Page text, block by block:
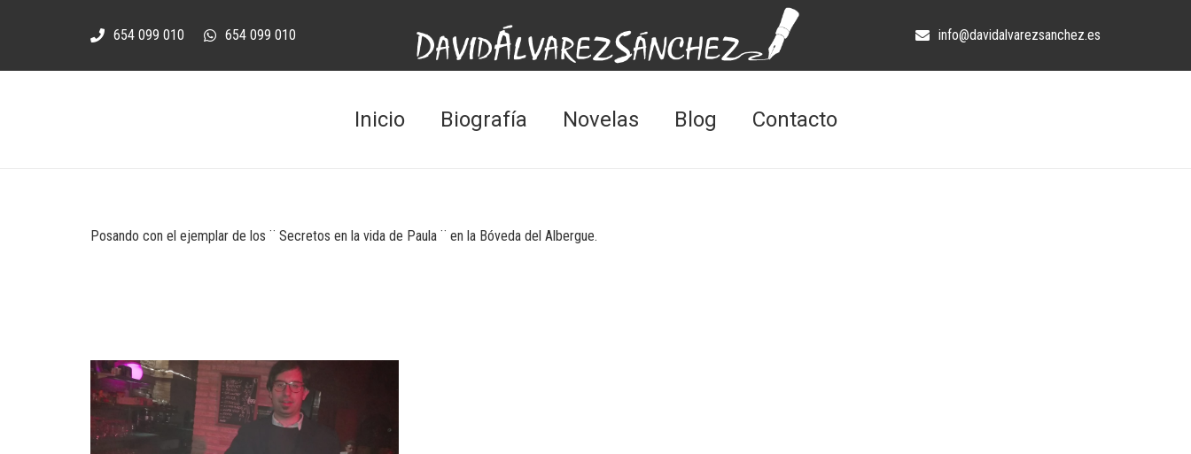
654 099 010 654 099 010 info@davidalvarezsanchez.es
Inicio Biografía Novelas Blog Contacto
Posando con el ejemplar de los ¨ Secretos en la vida de Paula ¨ en la Bóveda del Albergue.